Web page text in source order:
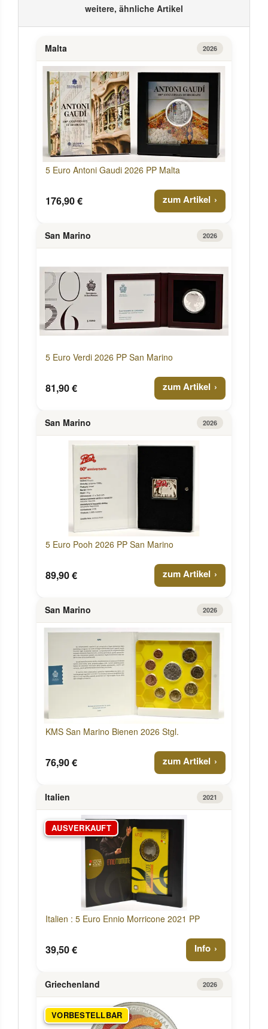
weitere, ähnliche Artikel
Malta 2026
5 Euro Antoni Gaudi 2026 PP Malta
176,90 € zum Artikel
San Marino 2026
5 Euro Verdi 2026 PP San Marino
81,90 € zum Artikel
San Marino 2026
5 Euro Pooh 2026 PP San Marino
89,90 € zum Artikel
San Marino 2026
KMS San Marino Bienen 2026 Stgl.
76,90 € zum Artikel
Italien 2021
AUSVERKAUFT
Italien : 5 Euro Ennio Morricone 2021 PP
39,50 € Info
Griechenland 2026
VORBESTELLBAR